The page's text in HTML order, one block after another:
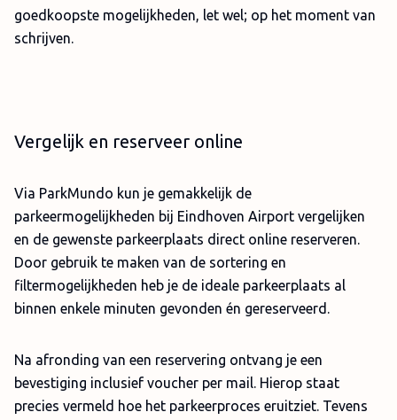
goedkoopste mogelijkheden, let wel; op het moment van
schrijven.
Vergelijk en reserveer online
Via ParkMundo kun je gemakkelijk de
parkeermogelijkheden bij Eindhoven Airport vergelijken
en de gewenste parkeerplaats direct online reserveren.
Door gebruik te maken van de sortering en
filtermogelijkheden heb je de ideale parkeerplaats al
binnen enkele minuten gevonden én gereserveerd.
Na afronding van een reservering ontvang je een
bevestiging inclusief voucher per mail. Hierop staat
precies vermeld hoe het parkeerproces eruitziet. Tevens